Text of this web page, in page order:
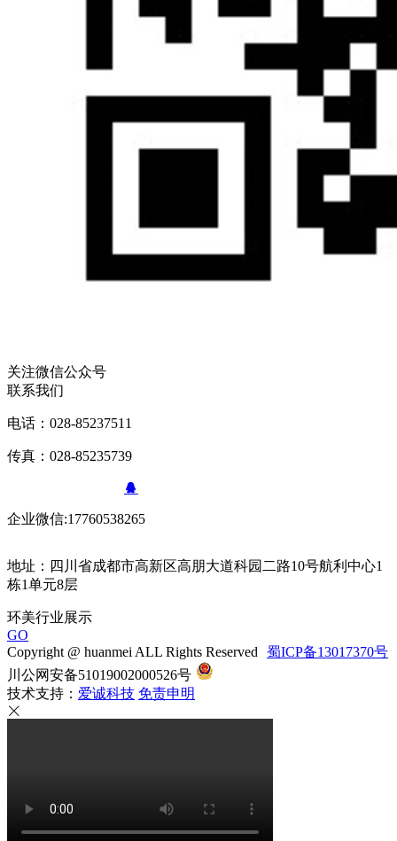
关注微信公众号
联系我们
电话：028-85237511
传真：028-85235739
企业微信:17760538265
地址：四川省成都市高新区高朋大道科园二路10号航利中心1
栋1单元8层
环美行业展示
GO
Copyright @ huanmei ALL Rights Reserved
蜀ICP备13017370号
川公网安备51019002000526号
技术支持： 爱诚科技 免责申明